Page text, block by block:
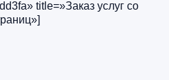
title=»Заказ услуг со